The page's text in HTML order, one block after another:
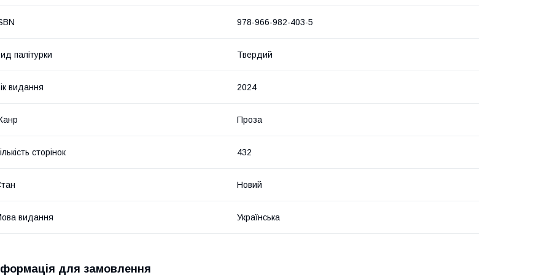
978-966-982-403-5
палітурки Твердий
видання 2024
Проза
сторінок 432
Новий
видання Українська
для замовлення